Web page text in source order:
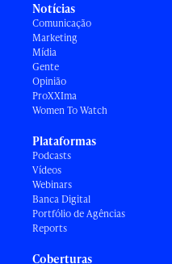
Notícias
Comunicação
Marketing
Mídia
Gente
Opinião
ProXXIma
Women To Watch
Plataformas
Podcasts
Vídeos
Webinars
Banca Digital
Portfólio de Agências
Reports
Coberturas